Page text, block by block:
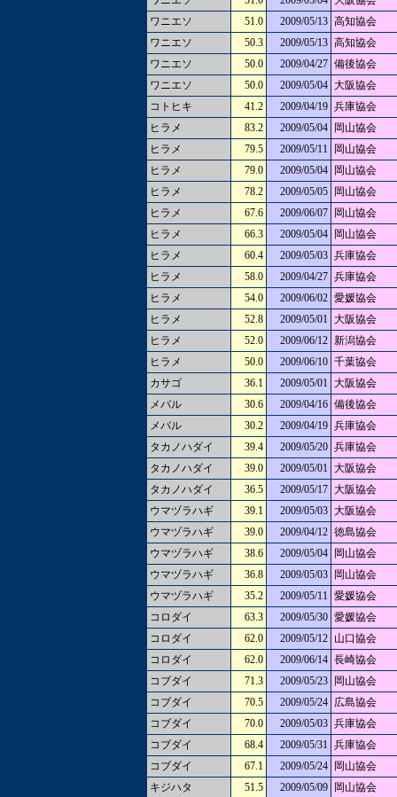
ワニエソ
51.0 2009/05/13 高知協会
ワニエソ
50.3 2009/05/13 高知協会
ワニエソ
50.0 2009/04/27 備後協会
ワニエソ
50.0 2009/05/04 大阪協会
コトヒキ
41.2 2009/04/19 兵庫協会
ヒラメ
83.2 2009/05/04
岡山協会
ヒラメ
79.5 2009/05/11
岡山協会
ヒラメ
79.0 2009/05/04
岡山協会
ヒラメ
78.2 2009/05/05
岡山協会
ヒラメ
67.6 2009/06/07
岡山協会
ヒラメ
66.3 2009/05/04
岡山協会
ヒラメ
60.4 2009/05/03 兵庫協会
ヒラメ
58.0 2009/04/27 兵庫協会
ヒラメ
54.0 2009/06/02 愛媛協会
ヒラメ
52.8 2009/05/01 大阪協会
ヒラメ
52.0 2009/06/12 新潟協会
ヒラメ
50.0 2009/06/10 千葉協会
カサゴ
36.1 2009/05/01 大阪協会
メバル
30.6 2009/04/16 備後協会
メバル
30.2 2009/04/19 兵庫協会
タカノハダイ
39.4 2009/05/20 兵庫協会
タカノハダイ
39.0 2009/05/01 大阪協会
タカノハダイ
36.5 2009/05/17 大阪協会
ウマヅラハギ
39.1 2009/05/03 大阪協会
ウマヅラハギ
39.0 2009/04/12 徳島協会
ウマヅラハギ
38.6 2009/05/04
岡山協会
ウマヅラハギ
36.8 2009/05/03
岡山協会
ウマヅラハギ
35.2 2009/05/11 愛媛協会
コロダイ
63.3 2009/05/30 愛媛協会
コロダイ
62.0 2009/05/12 山口協会
コロダイ
62.0 2009/06/14 長崎協会
コブダイ
71.3 2009/05/23
岡山協会
コブダイ
70.5 2009/05/24 広島協会
コブダイ
70.0 2009/05/03 兵庫協会
コブダイ
68.4 2009/05/31 兵庫協会
コブダイ
67.1 2009/05/24
岡山協会
キジハタ
51.5 2009/05/09
岡山協会